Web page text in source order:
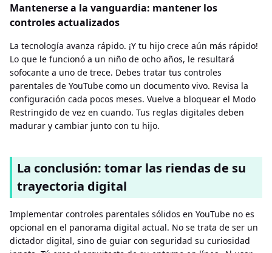
Mantenerse a la vanguardia: mantener los
controles actualizados
La tecnología avanza rápido. ¡Y tu hijo crece aún más rápido!
Lo que le funcionó a un niño de ocho años, le resultará
sofocante a uno de trece. Debes tratar tus controles
parentales de YouTube como un documento vivo. Revisa la
configuración cada pocos meses. Vuelve a bloquear el Modo
Restringido de vez en cuando. Tus reglas digitales deben
madurar y cambiar junto con tu hijo.
La conclusión: tomar las riendas de su
trayectoria digital
Implementar controles parentales sólidos en YouTube no es
opcional en el panorama digital actual. No se trata de ser un
dictador digital, sino de guiar con seguridad su curiosidad